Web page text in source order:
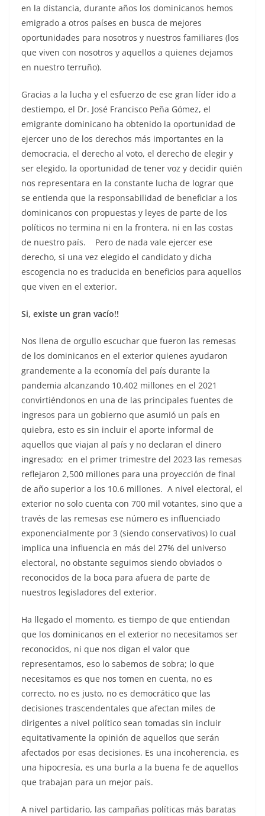
en la distancia, durante años los dominicanos hemos
emigrado a otros países en busca de mejores
oportunidades para nosotros y nuestros familiares (los
que viven con nosotros y aquellos a quienes dejamos
en nuestro terruño).
Gracias a la lucha y el esfuerzo de ese gran líder ido a
destiempo, el Dr. José Francisco Peña Gómez, el
emigrante dominicano ha obtenido la oportunidad de
ejercer uno de los derechos más importantes en la
democracia, el derecho al voto, el derecho de elegir y
ser elegido, la oportunidad de tener voz y decidir quién
nos representara en la constante lucha de lograr que
se entienda que la responsabilidad de beneficiar a los
dominicanos con propuestas y leyes de parte de los
políticos no termina ni en la frontera, ni en las costas
de nuestro país. Pero de nada vale ejercer ese
derecho, si una vez elegido el candidato y dicha
escogencia no es traducida en beneficios para aquellos
que viven en el exterior.
Si, existe un gran vacío!!
Nos llena de orgullo escuchar que fueron las remesas
de los dominicanos en el exterior quienes ayudaron
grandemente a la economía del país durante la
pandemia alcanzando 10,402 millones en el 2021
convirtiéndonos en una de las principales fuentes de
ingresos para un gobierno que asumió un país en
quiebra, esto es sin incluir el aporte informal de
aquellos que viajan al país y no declaran el dinero
ingresado; en el primer trimestre del 2023 las remesas
reflejaron 2,500 millones para una proyección de final
de año superior a los 10.6 millones. A nivel electoral, el
exterior no solo cuenta con 700 mil votantes, sino que a
través de las remesas ese número es influenciado
exponencialmente por 3 (siendo conservativos) lo cual
implica una influencia en más del 27% del universo
electoral, no obstante seguimos siendo obviados o
reconocidos de la boca para afuera de parte de
nuestros legisladores del exterior.
Ha llegado el momento, es tiempo de que entiendan
que los dominicanos en el exterior no necesitamos ser
reconocidos, ni que nos digan el valor que
representamos, eso lo sabemos de sobra; lo que
necesitamos es que nos tomen en cuenta, no es
correcto, no es justo, no es democrático que las
decisiones trascendentales que afectan miles de
dirigentes a nivel político sean tomadas sin incluir
equitativamente la opinión de aquellos que serán
afectados por esas decisiones. Es una incoherencia, es
una hipocresía, es una burla a la buena fe de aquellos
que trabajan para un mejor país.
A nivel partidario, las campañas políticas más baratas